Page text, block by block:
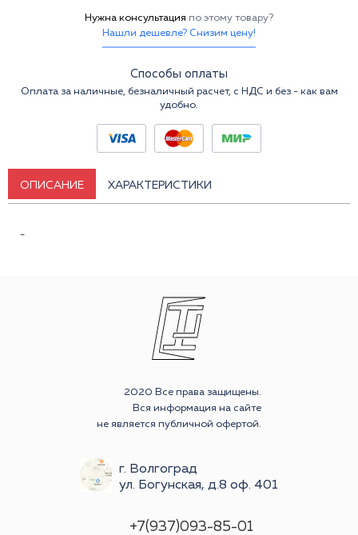
Нужна консультация по этому товару?
Нашли дешевле? Снизим цену!
Способы оплаты
Оплата за наличные, безналичный расчет, с НДС и без - как вам
удобно.
ОПИСАНИЕ ХАРАКТЕРИСТИКИ
-
2020 Все права защищены.
Вся информация на сайте
не является публичной офертой.
г. Волгоград
ул. Богунская, д.8 оф. 401
+7(937)093-85-01